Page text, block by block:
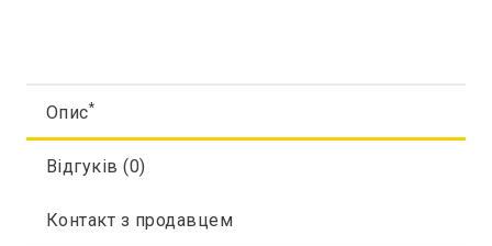
Опис*
Відгуків (0)
Контакт з продавцем